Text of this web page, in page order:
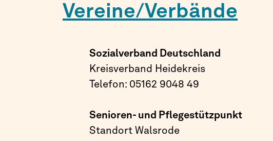
Vereine/Verbände
Sozialverband Deutschland
Kreisverband Heidekreis
Telefon: 05162 9048 49
Senioren- und Pflegestützpunkt
Standort Walsrode